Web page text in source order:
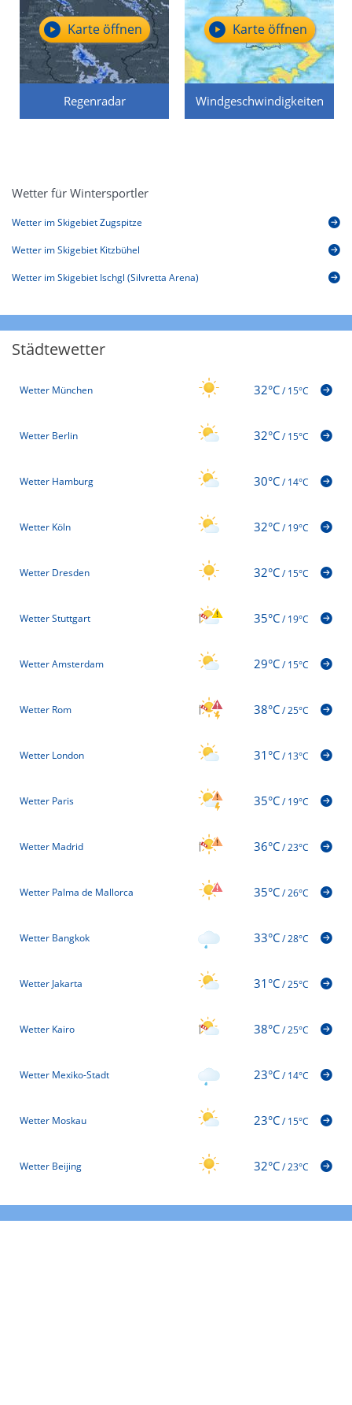
Regenradar
Karte öffnen
Windgeschwindigkeiten
Karte öffnen
Wetter für Wintersportler
Wetter im Skigebiet Zugspitze
Wetter im Skigebiet Kitzbühel
Wetter im Skigebiet Ischgl (Silvretta Arena)
Städtewetter
Wetter München 32°C/15°C
Wetter Berlin 32°C/15°C
Wetter Hamburg 30°C/14°C
Wetter Köln 32°C/19°C
Wetter Dresden 32°C/15°C
Wetter Stuttgart 35°C/19°C
Wetter Amsterdam 29°C/15°C
Wetter Rom 38°C/25°C
Wetter London 31°C/13°C
Wetter Paris 35°C/19°C
Wetter Madrid 36°C/23°C
Wetter Palma de Mallorca 35°C/26°C
Wetter Bangkok 33°C/28°C
Wetter Jakarta 31°C/25°C
Wetter Kairo 38°C/25°C
Wetter Mexiko-Stadt 23°C/14°C
Wetter Moskau 23°C/15°C
Wetter Beijing 32°C/23°C